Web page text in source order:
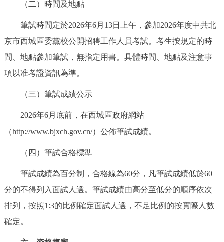
（二）時間及地點
筆試時間定於2026年6月13日上午，參加2026年度中共北
京市西城區委黨校公開招聘工作人員考試。考生按規定的時
間、地點參加筆試，無指定用書。具體時間、地點及注意事
項以准考證資訊為準。
（三）筆試成績公示
2026年6月底前，在西城區政府網站
（http://www.bjxch.gov.cn/）公佈筆試成績。
（四）筆試合格標準
筆試成績為百分制，合格線為60分，凡筆試成績低於60
分的不得列入面試人選。筆試成績由高分至低分的順序依次
排列，按照1:3的比例確定面試人選，不足比例的按實際人數
確定。